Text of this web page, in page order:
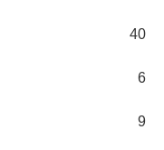
40
6
9